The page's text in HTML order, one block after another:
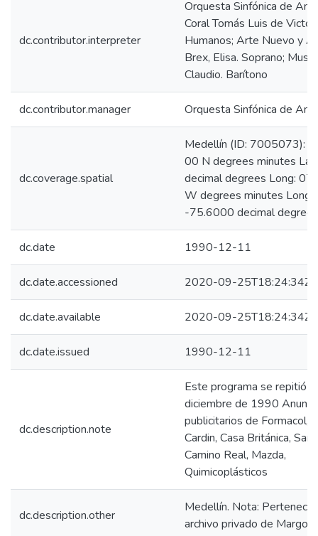
dc.contributor.interpreter
Orquesta Sinfónica de
Coral Tomás Luis de
Humanos; Arte Nuevo y
Brex, Elisa. Soprano;
Claudio. Barítono
dc.contributor.manager Orquesta Sinfónica de
dc.coverage.spatial
Medellín (ID: 7005073):
00 N degrees minutes
decimal degrees Long:
W degrees minutes Long:
-75.6000 decimal degrees
dc.date 1990-12-11
dc.date.accessioned 2020-09-25T18:24:34Z
dc.date.available 2020-09-25T18:24:34Z
dc.date.issued 1990-12-11
dc.description.note
Este programa se repitió
diciembre de 1990
publicitarios de Formacol,
Cardin, Casa Británica,
Camino Real, Mazda,
Quimicoplásticos
dc.description.other
Medellín. Nota: Pertenece
archivo privado de Margot